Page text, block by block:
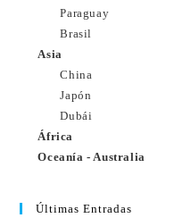
Paraguay
Brasil
Asia
China
Japón
Dubái
África
Oceanía - Australia
Últimas Entradas